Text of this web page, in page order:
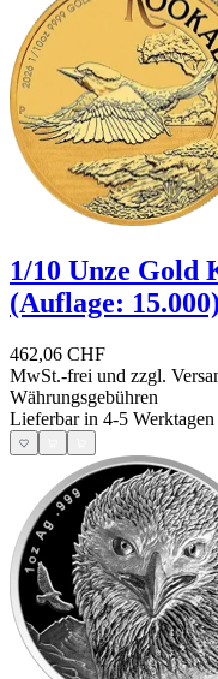
1/10 Unze Gold
(Auflage: 15.000)
462,06 CHF
MwSt.-frei und zzgl.
Währungsgebühren
Lieferbar in 4-5 Werktagen